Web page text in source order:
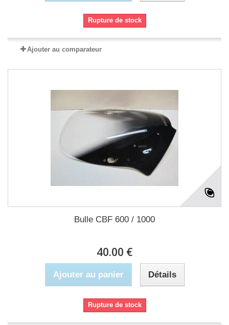
Rupture de stock
Ajouter au comparateur
Bulle CBF 600 / 1000
40.00 €
Ajouter au panier Détails
Rupture de stock